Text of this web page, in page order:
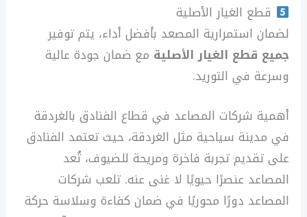
قطع الغيار الأصلية
لضمان استمرارية المصعد بأفضل أداء، يتم توفير
جميع قطع الغيار الأصلية مع ضمان جودة عالية
وسرعة في التوريد.
أهمية شركات المصاعد في قطاع الفنادق بالغردقة
في مدينة سياحية مثل الغردقة، حيث تعتمد الفنادق
على تقديم تجربة فاخرة ومريحة للضيوف، تُعد
المصاعد عنصرًا حيويًا لا غنى عنه. تلعب شركات
المصاعد دورًا محوريًا في ضمان كفاءة وسلاسة حركة